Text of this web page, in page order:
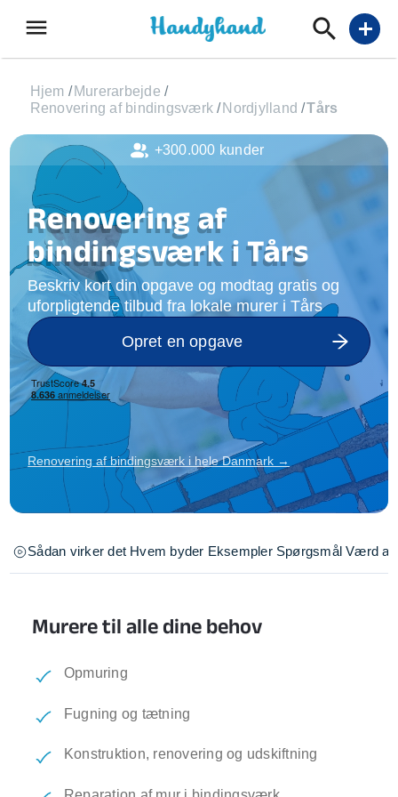
menu add
Hjem / Murerarbejde /
Renovering af bindingsværk / Nordjylland /Tårs
Renovering af
bindingsværk i Tårs
Beskriv kort din opgave og modtag gratis og
uforpligtende tilbud fra lokale murer i Tårs
Opret en opgave
Renovering af bindingsværk i hele Danmark →
Sådan virker det Hvem byder Eksempler Spørgsmål Værd at
Murere til alle dine behov
Opmuring
Fugning og tætning
Konstruktion, renovering og udskiftning
+300.000 kunder